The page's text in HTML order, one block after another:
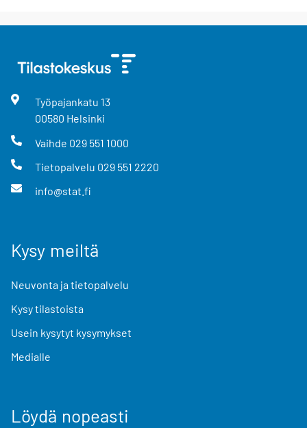
Työpajankatu 13
00580 Helsinki
Vaihde 029 551 1000
Tietopalvelu 029 551 2220
info@stat.fi
Kysy meiltä
Neuvonta ja tietopalvelu
Kysy tilastoista
Usein kysytyt kysymykset
Medialle
Löydä nopeasti